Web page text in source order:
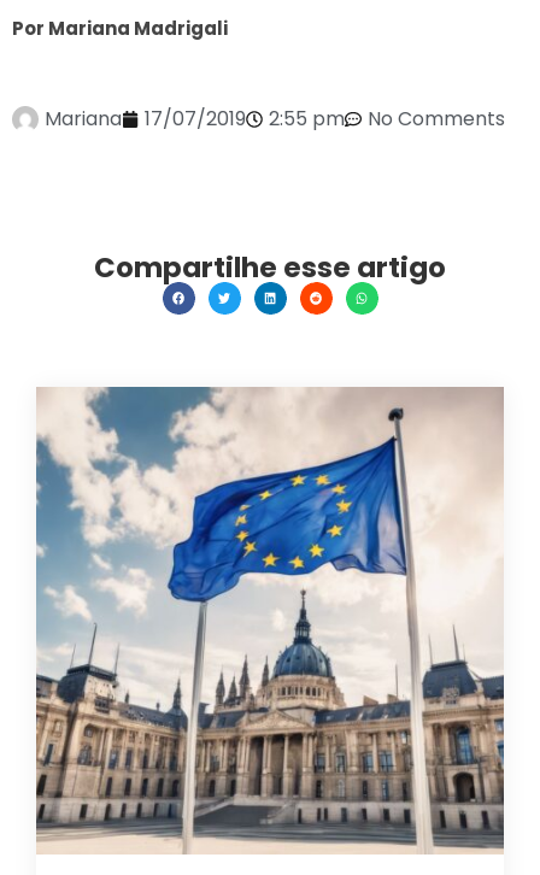
Por Mariana Madrigali
Mariana 17/07/2019 2:55 pm No Comments
Compartilhe esse artigo